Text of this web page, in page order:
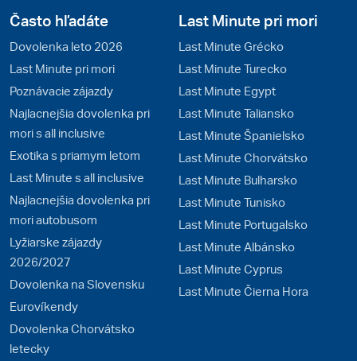
Často hľadáte
Dovolenka leto 2026
Last Minute pri mori
Poznávacie zájazdy
Najlacnejšia dovolenka pri
mori s all inclusive
Exotika s priamym letom
Last Minute s all inclusive
Najlacnejšia dovolenka pri
mori autobusom
Lyžiarske zájazdy
2026/2027
Dovolenka na Slovensku
Eurovíkendy
Dovolenka Chorvátsko
letecky
Last Minute pri mori
Last Minute Grécko
Last Minute Turecko
Last Minute Egypt
Last Minute Taliansko
Last Minute Španielsko
Last Minute Chorvátsko
Last Minute Bulharsko
Last Minute Tunisko
Last Minute Portugalsko
Last Minute Albánsko
Last Minute Cyprus
Last Minute Čierna Hora